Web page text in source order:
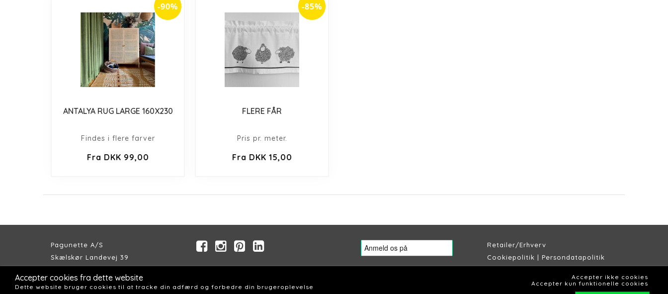
-90%
ANTALYA RUG LARGE 160X230
Findes i flere farver
Fra DKK 99,00
-85%
FLERE FÅR
Pris pr. meter.
Fra DKK 15,00
Pagunette A/S
Skælskør Landevej 39
Telefon: +45 58 57 04 00
Retailer/Erhverv
Cookiepolitik | Persondatapolitik
Lagersalg Slagelse
Accepter cookies fra dette website
Dette website bruger cookies til at tracke din adfærd og forbedre din brugeroplevelse
Accepter ikke cookies
Accepter kun funktionelle cookies